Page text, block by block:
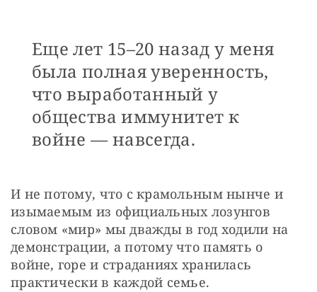
Еще лет 15–20 назад у меня
была полная уверенность,
что выработанный у
общества иммунитет к
войне — навсегда.
И не потому, что с крамольным нынче и
изымаемым из официальных лозунгов
словом «мир» мы дважды в год ходили на
демонстрации, а потому что память о
войне, горе и страданиях хранилась
практически в каждой семье.